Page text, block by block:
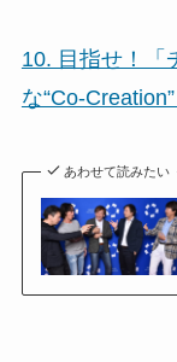
10. 目指せ！「
な“Co-Creation”
あわせて読みたい